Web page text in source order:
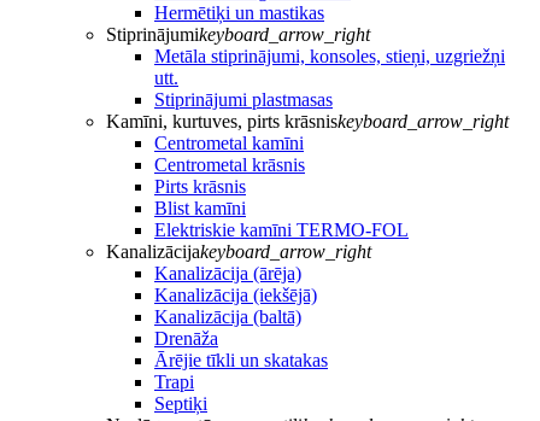
Hermētiķi un mastikas
Stiprinājumikeyboard_arrow_right
Metāla stiprinājumi, konsoles, stieņi, uzgriežņi
utt.
Stiprinājumi plastmasas
Kamīni, kurtuves, pirts krāsniskeyboard_arrow_right
Centrometal kamīni
Centrometal krāsnis
Pirts krāsnis
Blist kamīni
Elektriskie kamīni TERMO-FOL
Kanalizācijakeyboard_arrow_right
Kanalizācija (ārēja)
Kanalizācija (iekšējā)
Kanalizācija (baltā)
Drenāža
Ārējie tīkli un skatakas
Trapi
Septiķi